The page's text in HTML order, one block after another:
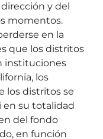
y del
momentos.
en la
que los distritos
instituciones
los
los distritos se
su totalidad
del fondo
en función